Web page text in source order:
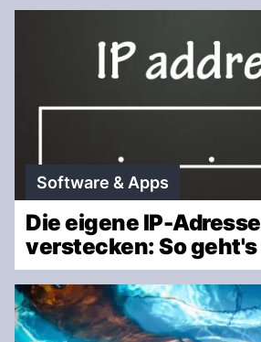
Software & Apps
Die eigene IP-Adresse
verstecken: So geht's